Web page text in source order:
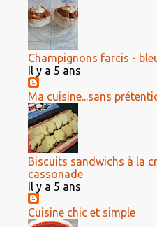
Champignons farcis -
Il y a 5 ans
Ma cuisine...sans
Biscuits sandwichs à la
cassonade
Il y a 5 ans
Cuisine chic et simple